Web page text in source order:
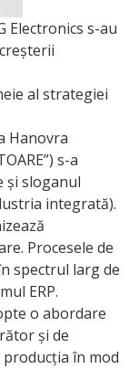
Electronics s-au
al strategiei
Hanovra
s-a
și sloganul
integrată).
Procesele de
spectrul larg de
ERP.
o abordare
și de
în mod